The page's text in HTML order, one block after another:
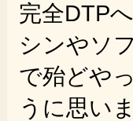
完全DTP
シンやソ
で殆どや
うに思い